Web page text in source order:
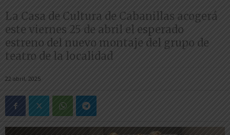
La Casa de Cultura de Cabanillas acogerá
este viernes 25 de abril el esperado
estreno del nuevo montaje del grupo de
teatro de la localidad
22 abril, 2025